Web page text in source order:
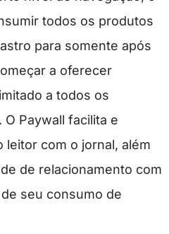
todos os produtos
para somente após
a oferecer
a todos os
Paywall facilita e
leitor com o jornal, além
de relacionamento com
seu consumo de